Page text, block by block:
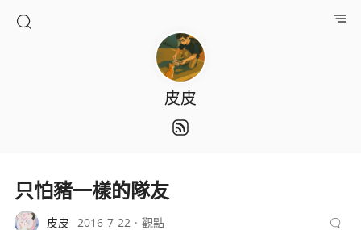
皮皮
只怕豬一樣的隊友
皮皮 2016-7-22 觀點